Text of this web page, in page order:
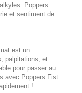
Poppers:
et sentiment de
est un
palpitations, et
pour passer au
avec Poppers Fist
!